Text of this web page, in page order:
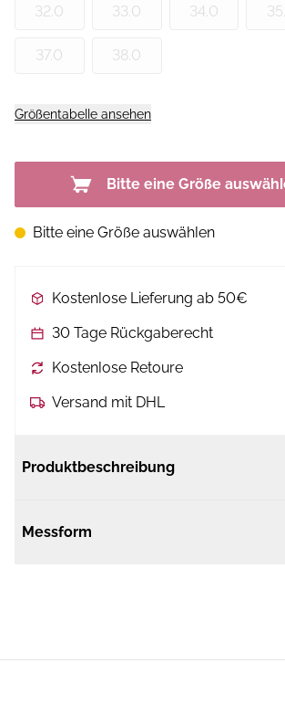
32.0 33.0 34.0
37.0 38.0
Größentabelle ansehen
Bitte eine Größe
Bitte eine Größe auswählen
Kostenlose Lieferung ab 50€
30 Tage Rückgaberecht
Kostenlose Retoure
Versand mit DHL
Produktbeschreibung
Messform